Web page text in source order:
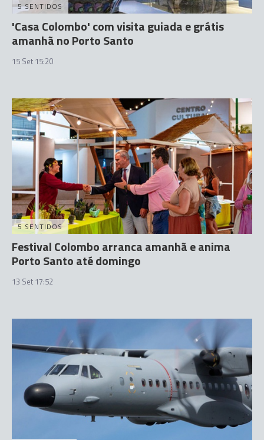
5 SENTIDOS
'Casa Colombo' com visita guiada e grátis
amanhã no Porto Santo
15 Set 15:20
5 SENTIDOS
Festival Colombo arranca amanhã e anima
Porto Santo até domingo
13 Set 17:52